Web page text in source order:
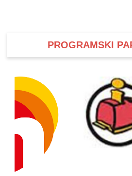
PROGRAMSKI